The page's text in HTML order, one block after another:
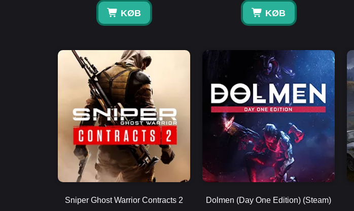
KØB KØB
Sniper Ghost Warrior Contracts 2 Dolmen (Day One Edition) (Steam)